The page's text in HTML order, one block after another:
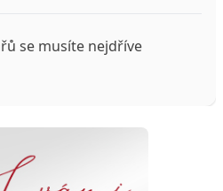
se musíte nejdříve